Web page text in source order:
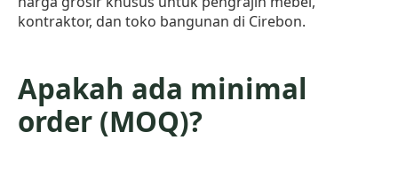
kontraktor, dan toko bangunan di Cirebon.
Apakah ada minimal
order (MOQ)?